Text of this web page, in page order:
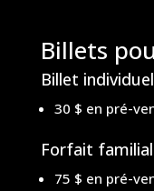
Billets
Billet
30 $ en pré-
Forfait
75 $ en pré-